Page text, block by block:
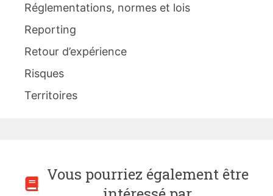
Réglementations, normes et lois
Reporting
Retour d’expérience
Risques
Territoires
Vous pourriez également être